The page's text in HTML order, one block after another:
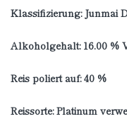
Klassifizierung: Junmai
Alkoholgehalt: 16.00 %
Reis poliert auf: 40 %
Reissorte: Platinum